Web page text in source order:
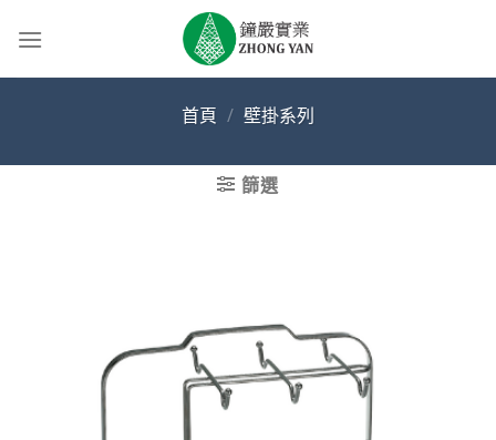
首頁 / 壁掛系列
篩選